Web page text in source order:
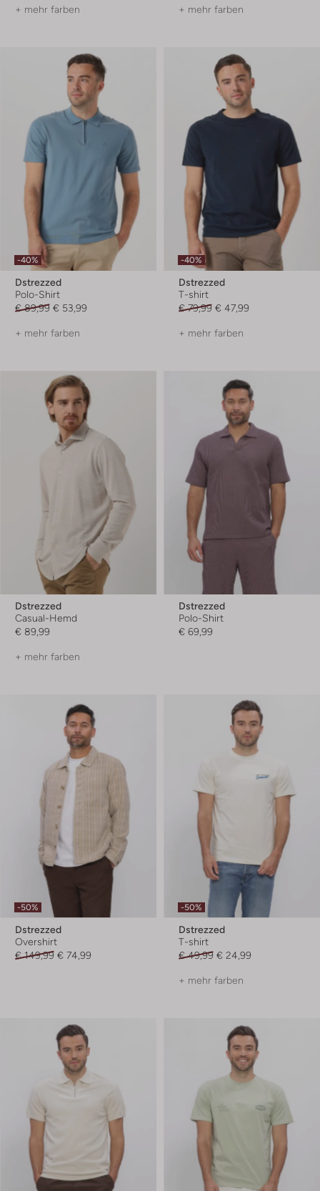
+ mehr farben + mehr farben
-40%
Dstrezzed
Polo-Shirt
€ 89,99 € 53,99
+ mehr farben
-40%
Dstrezzed
T-shirt
€ 79,99 € 47,99
+ mehr farben
Dstrezzed
Casual-Hemd
€ 89,99
+ mehr farben
Dstrezzed
Polo-Shirt
€ 69,99
-50%
Dstrezzed
Overshirt
€ 149,99 € 74,99
-50%
Dstrezzed
T-shirt
€ 49,99 € 24,99
+ mehr farben